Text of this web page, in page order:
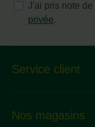
J'ai pris note de
privée.
Service client
Nos magasins